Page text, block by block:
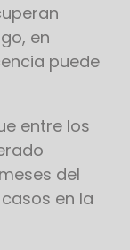
en
puede
entre los
del
en la